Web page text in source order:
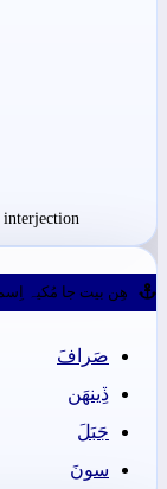
ھِن بيت جا مُکيہ
صَرافَ
ڏِينھَن
جَبَلَ
سونَ